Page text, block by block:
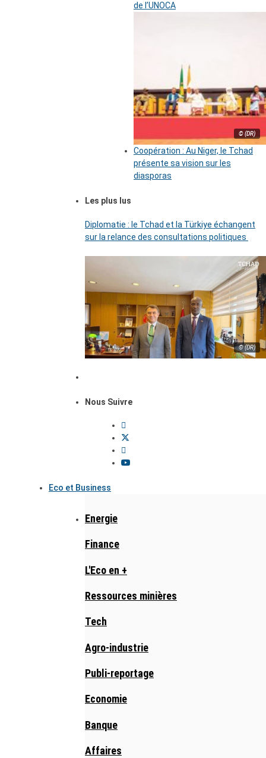
de l’UNOCA
© (DR)
Coopération : Au Niger, le Tchad
présente sa vision sur les
diasporas
Les plus lus
Diplomatie : le Tchad et la Türkiye échangent
sur la relance des consultations politiques
© (DR)
Nous Suivre
Eco et Business
Energie
Finance
L'Eco en +
Ressources minières
Tech
Agro-industrie
Publi-reportage
Economie
Banque
Affaires